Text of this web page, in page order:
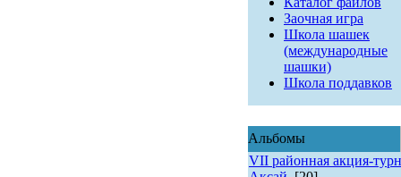
Заочная игра
Школа шашек
(международные
шашки)
Школа поддавков
Альбомы
VII районная акция-